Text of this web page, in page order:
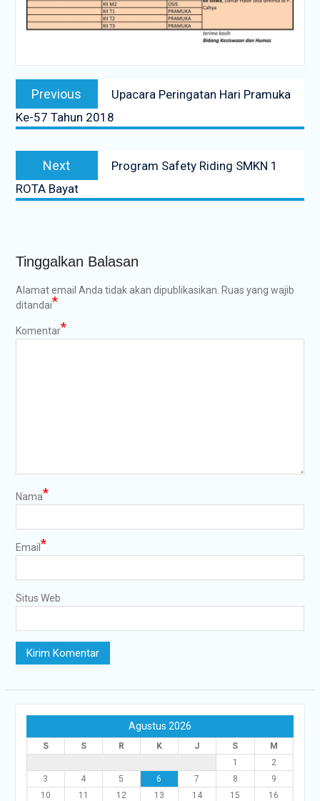
Navigasi
posPrevious
post:
Upacara Peringatan Hari Pramuka
Ke-57 Tahun 2018
Next
post:
Program Safety Riding SMKN 1
ROTA Bayat
Tinggalkan Balasan
Alamat email Anda tidak akan dipublikasikan. Ruas yang wajib
ditandai*
Komentar*
Nama*
Email *
Situs Web
Agustus 2026
S S R K J S
M
1
2
3
4 5 6 7 8
9
10
11 12 13 14 15
16